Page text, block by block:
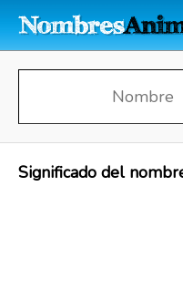
Significado del